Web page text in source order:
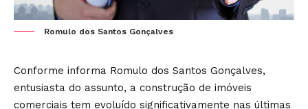
Romulo dos Santos Gonçalves
Conforme informa Romulo dos Santos Gonçalves,
entusiasta do assunto, a construção de imóveis
comerciais tem evoluído significativamente nas últimas